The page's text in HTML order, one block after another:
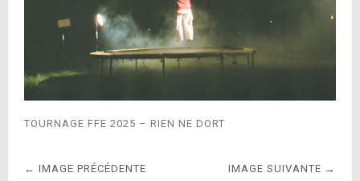
TOURNAGE FFE 2025 – RIEN NE DORT
← IMAGE PRÉCÉDENTE IMAGE SUIVANTE →